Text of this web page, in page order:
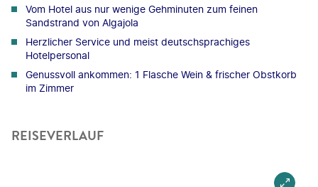
Vom Hotel aus nur wenige Gehminuten zum feinen
Sandstrand von Algajola
Herzlicher Service und meist deutschsprachiges
Hotelpersonal
Genussvoll ankommen: 1 Flasche Wein & frischer Obstkorb
im Zimmer
REISEVERLAUF